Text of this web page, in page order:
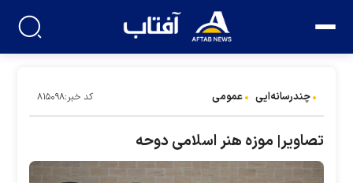
چندرسانه‌ایی عمومی کد خبر:۸۱۵۰۹۸
تصاویر| موزه هنر اسلامی دوحه